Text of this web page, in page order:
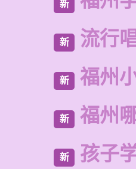
新
新 流行
新 福州
新 福州
新 孩子